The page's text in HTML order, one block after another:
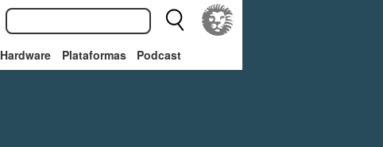
Hardware Plataformas Podcast